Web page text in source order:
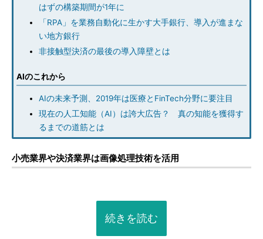
はずの構築期間が1年に
「RPA」を業務自動化に生かす大手銀行、導入が進まな
い地方銀行
非接触型決済の最後の導入障壁とは
AIのこれから
AIの未来予測、2019年は医療とFinTech分野に要注目
現在の人工知能（AI）は誇大広告？ 真の知能を獲得す
るまでの道筋とは
小売業界や決済業界は画像処理技術を活用
続きを読む